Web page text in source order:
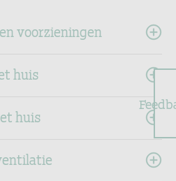
voorzieningen
huis
huis